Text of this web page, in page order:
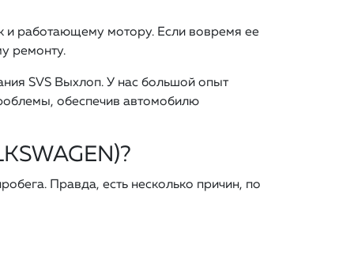
и работающему мотору. Если вовремя ее
ремонту.
SVS Выхлоп. У нас большой опыт
обеспечив автомобилю
Правда, есть несколько причин, по